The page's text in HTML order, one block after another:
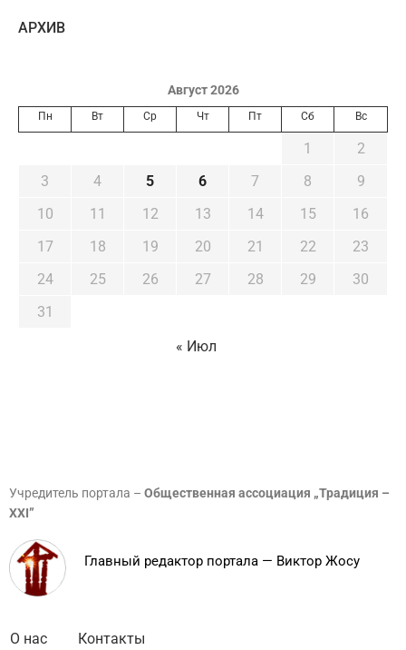
AРХИВ
Август 2026
Пн Вт Ср Чт Пт Сб Вс
1
2
3
4 5 6 7 8
9
10
11 12 13 14 15
16
17
18 19 20 21 22
23
24
25 26 27 28 29
30
31
« Июл
Учредитель портала – Общественная ассоциация „Традиция –
XXI”
Главный редактор портала — Виктор Жосу
О нас Контакты